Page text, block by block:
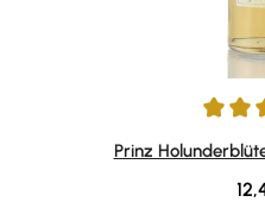
Durchschnittliche
Prinz